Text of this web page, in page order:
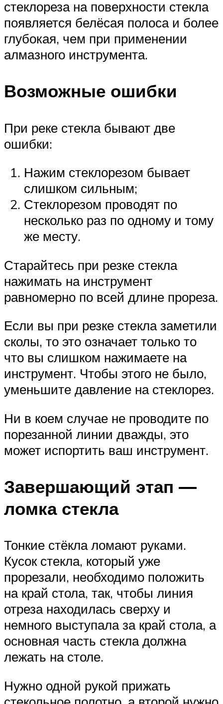
стеклореза на поверхности стекла
появляется белёсая полоса и более
глубокая, чем при применении
алмазного инструмента.
Возможные ошибки
При реке стекла бывают две
ошибки:
Нажим стеклорезом бывает
слишком сильным;
Стеклорезом проводят по
несколько раз по одному и тому
же месту.
Старайтесь при резке стекла
нажимать на инструмент
равномерно по всей длине прореза.
Если вы при резке стекла заметили
сколы, то это означает только то
что вы слишком нажимаете на
инструмент. Чтобы этого не было,
уменьшите давление на стеклорез.
Ни в коем случае не проводите по
порезанной линии дважды, это
может испортить ваш инструмент.
Завершающий этап —
ломка стекла
Тонкие стёкла ломают руками.
Кусок стекла, который уже
прорезали, необходимо положить
на край стола, так, чтобы линия
отреза находилась сверху и
немного выступала за край стола, а
основная часть стекла должна
лежать на столе.
Нужно одной рукой прижать